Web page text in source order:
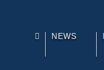
NEWS